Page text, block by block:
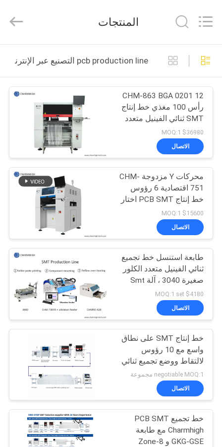
بيت
منتجات
مقاطع
الفيديو
معلومات
جولة
المصنع
مراقبة
الجودة
اتصل
بنا
أخبار
SHOPPING
ON
LINE
TECHNOLOGY
LIMITED.
Reserved.
المنتجات
pcb production line التصنيع عبر الإنترنت
CHM-863 BGA 0201 12
رأس 100 مغذي خط إنتاج
SMT ثنائي الفينيل متعدد
الكلور
$36980 MOQ:1
الاتصال
محركات Y مزدوجة CHM-
751 اقتصادية 6 رؤوس
خط إنتاج PCB SMT اختار
ووضع آلة
$15600 MOQ:1
الاتصال
طابعة استنسل خط تجميع
ثنائي الفينيل متعدد الكلور
صغيرة 3040 ، آلة Smt
إنحسر
$4180 MOQ:1 set
الاتصال
خط إنتاج SMT على نطاق
واسع مع 10 رؤوس
لالتقاط ووضع تجميع ثنائي
الفينيل متعدد الكلور في
صناعة الإلكترونيات
negotiable MOQ:1 مجموعة
الاتصال
خط تجميع PCB SMT
Charmhigh مع طابعة
GKG-GSE و 8-Zone